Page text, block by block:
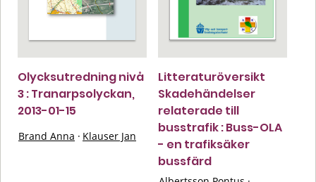
Olycksutredning nivå
3 : Tranarpsolyckan,
2013-01-15
Brand Anna · Klauser Jan
Litteraturöversikt
Skadehändelser
relaterade till
busstrafik : Buss-OLA
- en trafiksäker
bussfärd